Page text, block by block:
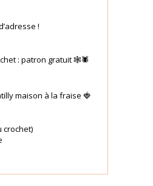
!
: patron gratuit 🕸🕷
maison à la fraise 🍓
crochet)